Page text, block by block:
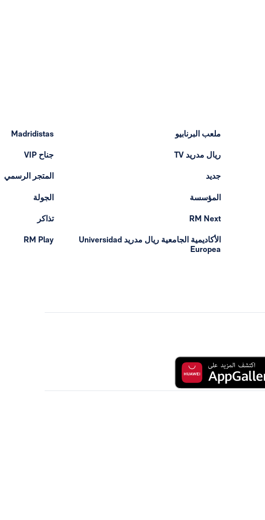
ملعب البرنابيو
ريال مدريد TV
جديد
المؤسسة
RM Next
الأكاديمية الجامعية ريال مدريد Universidad
Europea
Madridistas
جناح VIP
المتجر الرسمي
الجولة
تذاكر
RM Play